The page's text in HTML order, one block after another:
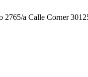
2765/a Calle Corner